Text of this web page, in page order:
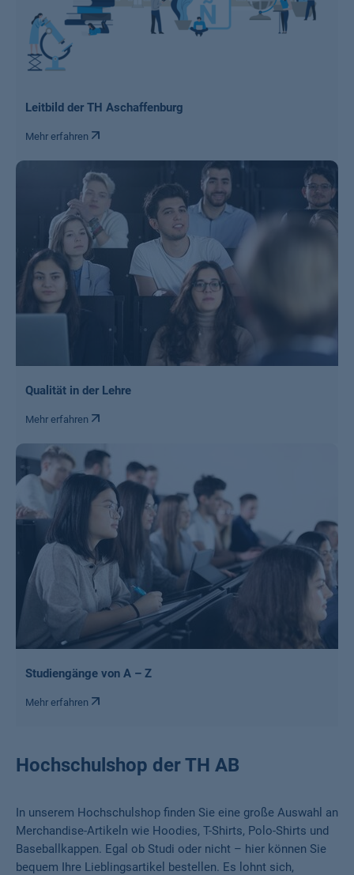
Leitbild der TH Aschaffenburg
Mehr erfahren
Qualität in der Lehre
Mehr erfahren
Studiengänge von A – Z
Mehr erfahren
Hochschulshop der TH AB
In unserem Hochschulshop finden Sie eine große Auswahl an
Merchandise-Artikeln wie Hoodies, T-Shirts, Polo-Shirts und
Baseballkappen. Egal ob Studi oder nicht – hier können Sie
bequem Ihre Lieblingsartikel bestellen. Es lohnt sich,